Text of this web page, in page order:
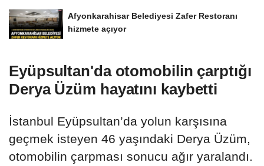
Afyonkarahisar Belediyesi Zafer Restoranı
hizmete açıyor
Eyüpsultan'da otomobilin çarptığı
Derya Üzüm hayatını kaybetti
İstanbul Eyüpsultan’da yolun karşısına
geçmek isteyen 46 yaşındaki Derya Üzüm,
otomobilin çarpması sonucu ağır yaralandı.